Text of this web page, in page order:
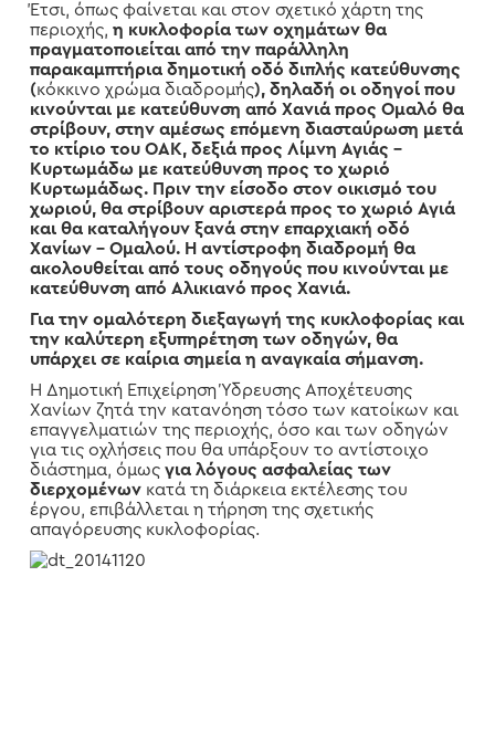
Έτσι, όπως φαίνεται και στον σχετικό χάρτη της
περιοχής, η κυκλοφορία των οχημάτων θα
πραγματοποιείται από την παράλληλη
παρακαμπτήρια δημοτική οδό διπλής κατεύθυνσης
(κόκκινο χρώμα διαδρομής), δηλαδή οι οδηγοί που
κινούνται με κατεύθυνση από Χανιά προς Ομαλό θα
στρίβουν, στην αμέσως επόμενη διασταύρωση μετά
το κτίριο του ΟΑΚ, δεξιά προς Λίμνη Αγιάς –
Κυρτωμάδω με κατεύθυνση προς το χωριό
Κυρτωμάδως. Πριν την είσοδο στον οικισμό του
χωριού, θα στρίβουν αριστερά προς το χωριό Αγιά
και θα καταλήγουν ξανά στην επαρχιακή οδό
Χανίων – Ομαλού. Η αντίστροφη διαδρομή θα
ακολουθείται από τους οδηγούς που κινούνται με
κατεύθυνση από Αλικιανό προς Χανιά.
Για την ομαλότερη διεξαγωγή της κυκλοφορίας και
την καλύτερη εξυπηρέτηση των οδηγών, θα
υπάρχει σε καίρια σημεία η αναγκαία σήμανση.
Η Δημοτική Επιχείρηση Ύδρευσης Αποχέτευσης
Χανίων ζητά την κατανόηση τόσο των κατοίκων και
επαγγελματιών της περιοχής, όσο και των οδηγών
για τις οχλήσεις που θα υπάρξουν το αντίστοιχο
διάστημα, όμως για λόγους ασφαλείας των
διερχομένωνκατά τη διάρκεια εκτέλεσης του
έργου, επιβάλλεται η τήρηση της σχετικής
απαγόρευσης κυκλοφορίας.